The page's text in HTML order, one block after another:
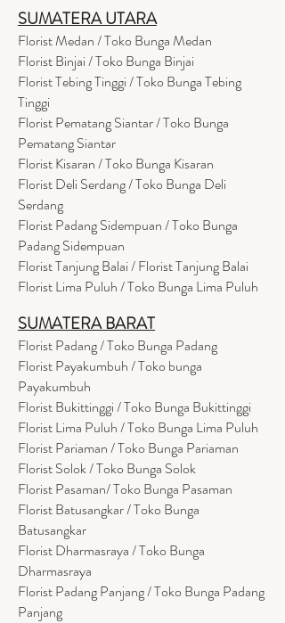
SUMATERA UTARA
Florist Medan / Toko Bunga Medan
Florist Binjai / Toko Bunga Binjai
Florist Tebing Tinggi / Toko Bunga Tebing
Tinggi
Florist Pematang Siantar / Toko Bunga
Pematang Siantar
Florist Kisaran / Toko Bunga Kisaran
Florist Deli Serdang / Toko Bunga Deli
Serdang
Florist Padang Sidempuan / Toko Bunga
Padang Sidempuan
Florist Tanjung Balai / Florist Tanjung Balai
Florist Lima Puluh / Toko Bunga Lima Puluh
SUMATERA BARAT
Florist Padang / Toko Bunga Padang
Florist Payakumbuh / Toko bunga
Payakumbuh
Florist Bukittinggi / Toko Bunga Bukittinggi
Florist Lima Puluh / Toko Bunga Lima Puluh
Florist Pariaman / Toko Bunga Pariaman
Florist Solok / Toko Bunga Solok
Florist Pasaman/ Toko Bunga Pasaman
Florist Batusangkar / Toko Bunga
Batusangkar
Florist Dharmasraya / Toko Bunga
Dharmasraya
Florist Padang Panjang / Toko Bunga Padang
Panjang